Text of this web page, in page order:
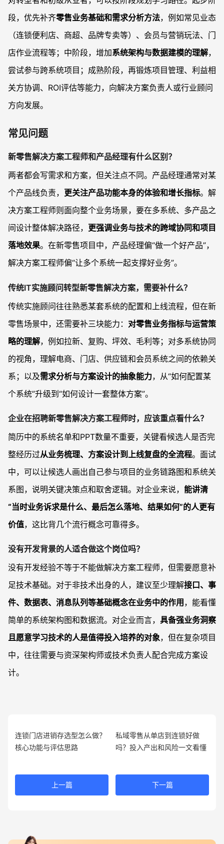
段，优先补齐零售业务基础和需求分析方法，例如常见业态
（连锁便利店、商超、品牌专卖等）、会员与营销玩法、门
店作业流程等；中阶段，增加系统架构与数据建模的理解，
尝试参与跨系统项目；成熟阶段，再锻炼项目管理、利益相
关方协调、ROI评估等能力，向解决方案负责人或行业顾问
方向发展。
常见问题
新零售解决方案工程师和产品经理有什么区别？
两者都会写需求和方案，但关注点不同。产品经理通常对某
个产品线负责， 更关注产品功能本身的体验和增长指标。解
决方案工程师则面向整个业务场景，要在多系统、多产品之
间设计整体解决路径， 更强调业务与技术的跨域协同和项目
落地效果。在新零售项目中，产品经理偏“做一个好产品”，
解决方案工程师偏“让多个系统一起支撑好业务”。
传统IT实施顾问转型新零售解决方案，需要补什么？
传统实施顾问往往熟悉某套系统的配置和上线流程，但在新
零售场景中，还需要补三块能力： 对零售业务指标与运营策
略的理解，例如拉新、复购、坪效、毛利等；对多系统协同
的视角，理解电商、门店、供应链和会员系统之间的依赖关
系；以及需求分析与方案设计的抽象能力，从“如何配置某
个系统”升级到“如何设计一套整体方案”。
企业在招聘新零售解决方案工程师时，应该重点看什么？
简历中的系统名单和PPT数量不重要，关键看候选人是否完
整经历过从业务梳理、方案设计到上线复盘的全流程。面试
中，可以让候选人画出自己参与项目的业务链路图和系统关
系图，说明关键决策点和取舍逻辑。对企业来说， 能讲清
“当时业务诉求是什么、最后怎么落地、结果如何”的人更有
价值，这比背几个流行概念可靠得多。
没有开发背景的人适合做这个岗位吗？
没有开发经验不等于不能做解决方案工程师，但需要愿意补
足技术基础。对于非技术出身的人，建议至少理解接口、事
件、数据表、消息队列等基础概念在业务中的作用，能看懂
简单的系统架构图和数据流。对企业而言， 具备强业务洞察
且愿意学习技术的人是值得投入培养的对象，但在复杂项目
中，往往需要与资深架构师或技术负责人配合完成方案设
计。
连锁门店进销存选型怎么做？
核心功能与评估思路
上一篇
私域零售从单店到连锁好做
吗？投入产出和风险一文看懂
下一篇